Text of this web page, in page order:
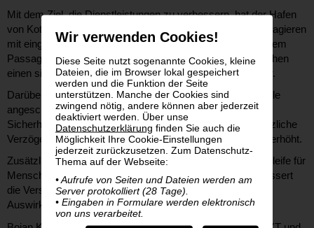
Wir verwenden Cookies!
Diese Seite nutzt sogenannte Cookies, kleine
Dateien, die im Browser lokal gespeichert
werden und die Funktion der Seite
unterstützen. Manche der Cookies sind
zwingend nötig, andere können aber jederzeit
deaktiviert werden. Über unse
Datenschutzerklärung finden Sie auch die
Möglichkeit Ihre Cookie-Einstellungen
jederzeit zurückzusetzen. Zum Datenschutz-
Thema auf der Webseite:
• Aufrufe von Seiten und Dateien werden am
Server protokolliert (28 Tage).
• Eingaben in Formulare werden elektronisch
von uns verarbeitet.
Mit dem Ziel, die Dienstleistungen zu verbessern, hat der Hafen
von Kotor spezielle Fahrzeuge für den Transport von Passagieren
mit eingeschränkter Mobilität zwischen den Schiffen und dem
Passagierterminal angeschafft. Diese Fahrzeuge ermöglichen
einen sichereren, einfacheren und komfortableren Transfer.
Darüber hinaus wurden spezielle nichtmetallische Rollstühle
angeschafft, die eine leichtere Passage durch die
Sicherheitskontrollen ermöglichen. Dadurch werden zusätzliche
Verzögerungen reduziert und die Mobilität der Passagiere erhöht.
Zusätzlich wurde im Passagierterminal eine Induktionsschleife für
Menschen mit Hörbeeinträchtigungen installiert. Sie verbessert
die Verständlichkeit der Kommunikation und verringert die
Auswirkungen von Umgebungsgeräuschen.